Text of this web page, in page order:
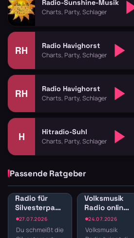
Radio-Sunshine-Musik
Charts, Party, Schlager
RH Radio Havighorst
Charts, Party, Schlager
RH Radio Havighorst
Charts, Party, Schlager
H Hitradio-Suhl
Charts, Party, Schlager
Passende Ratgeber
27.07.2026
Radio für
Silvesterparty:
Die besten
Sender für
den
Du schmeißt die
24.07.2026
Volksmusik
Radio online:
Traditionelle
Klänge und
Blasmusik
Volksmusik